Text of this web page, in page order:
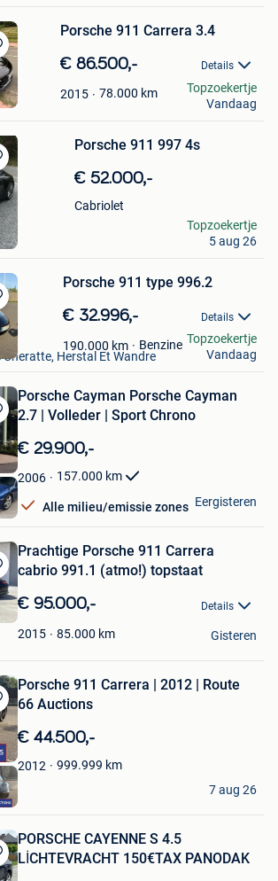
Porsche 911 Carrera 3.4
€ 86.500,- Details
2015 78.000 km
Topzoekertje
Vandaag
Porsche 911 997 4s
€ 52.000,-
Cabriolet
Topzoekertje
5 aug 26
Porsche 911 type 996.2
€ 32.996,- Details
190.000 km Benzine
Cheratte, Herstal Et Wandre
Topzoekertje
Vandaag
Porsche Cayman Porsche Cayman
2.7 | Volleder | Sport Chrono
€ 29.900,-
2006 157.000 km
Alle milieu/emissie zones Eergisteren
Prachtige Porsche 911 Carrera
cabrio 991.1 (atmo!) topstaat
€ 95.000,- Details
2015 85.000 km Gisteren
Porsche 911 Carrera | 2012 | Route
66 Auctions
€ 44.500,-
2012 999.999 km
7 aug 26
PORSCHE CAYENNE S 4.5
LİCHTEVRACHT 150€TAX PANODAK